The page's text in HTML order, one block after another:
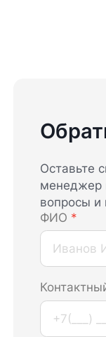
Оставьте
менеджер
вопросы и
ФИО *